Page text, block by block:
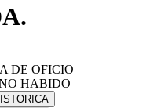
DE OFICIO
HABIDO